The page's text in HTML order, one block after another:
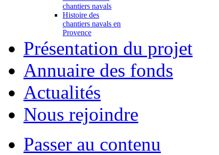
chantiers navals
Histoire des
chantiers navals en
Provence
Présentation du projet
Annuaire des fonds
Actualités
Nous rejoindre
Passer au contenu